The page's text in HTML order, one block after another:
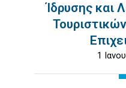
Ίδρυσης και
1